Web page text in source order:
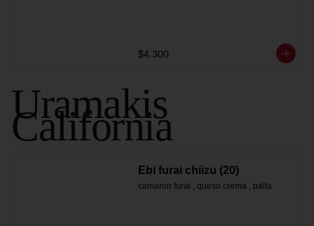
$4.300
Uramakis
California
Ebi furai chiizu (20)
camaron furai , queso crema , palta